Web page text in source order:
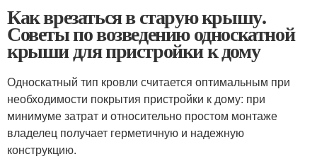
Как врезаться в старую крышу.
Советы по возведению односкатной
крыши для пристройки к дому
Односкатный тип кровли считается оптимальным при
необходимости покрытия пристройки к дому: при
минимуме затрат и относительно простом монтаже
владелец получает герметичную и надежную
конструкцию.